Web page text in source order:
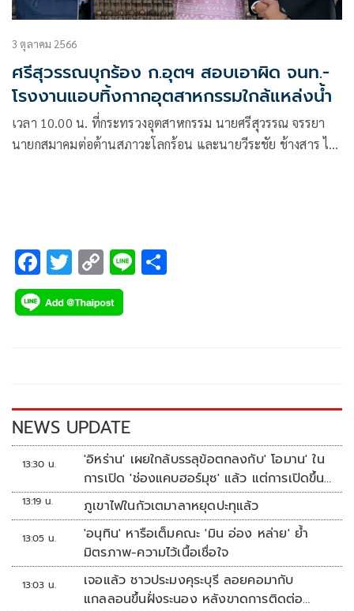
3 ตุลาคม 2566
ศรีสุวรรณบุกร้อง ก.อุตฯ สอบเอาผิด จนท.-
โรงงานแอบทิ้งกากอุตสาหกรรมใกล้แหล่งน้ำ
เวลา 10.00 น. ที่กระทรวงอุตสาหกรรม นายศรีสุวรรณ จรรยา
นายกสมาคมต่อต้านสภาวะโลกร้อน และนายวีระชัย ช้างสาร ได้
F
ac
e
k
T
wi
tt
C
o
p
k
Li
NEWS UPDATE
13:30 น.
'อิหร่าน' เผยใกล้บรรลุข้อตกลงกับ' โอมาน' ใน
การเปิด 'ช่องแคบฮอร์มุซ' แล้ว แต่การเปิดขึ้น
อยู่กับสหรัฐฯ
13:19 น. ภูเขาไฟในกัวเตมาลาหยุดปะทุแล้ว
13:05 น.
'อนุทิน' หารือเต็มคณะ 'มิน อ่อง หล่าย' ย้ำ
มิตรภาพ-ความไว้เนื้อเชื่อใจ
13:03 น.
เจอแล้ว ชาวประมงคุระบุรี ลอยคอมากับ
แกลลอนขึ้นฝั่งระนอง หลังขาดการติดต่อ